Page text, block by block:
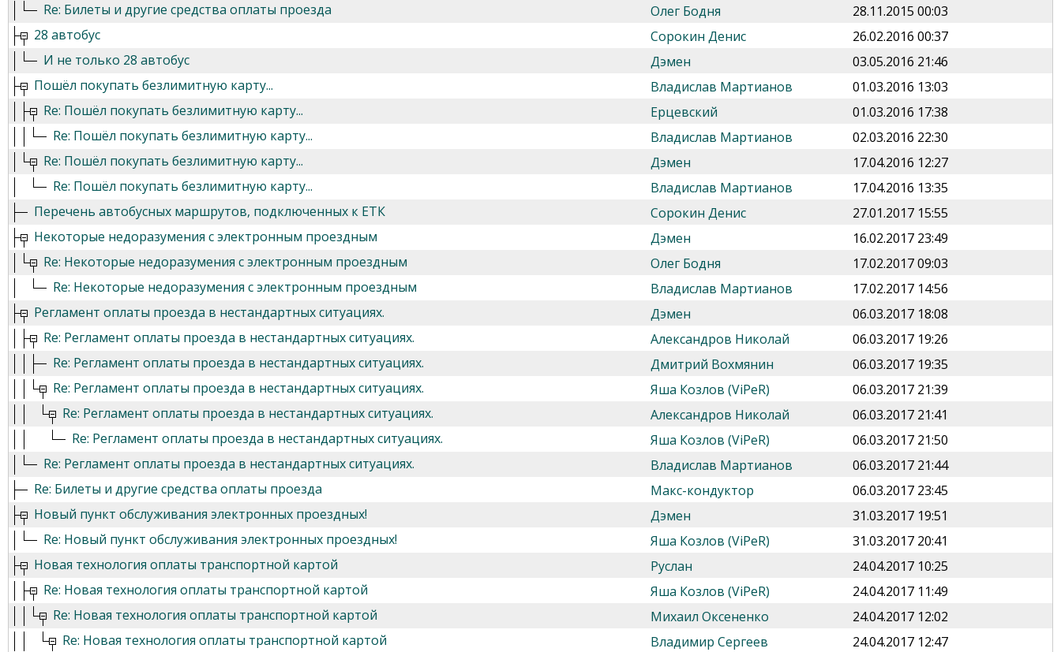
Re: Билеты и другие средства оплаты проезда
Олег Бодня
28.11.2015 00:03
28 автобус
Сорокин Денис
26.02.2016 00:37
И не только 28 автобус
Дэмен
03.05.2016 21:46
Пошёл покупать безлимитную карту...
Владислав Мартианов
01.03.2016 13:03
Re: Пошёл покупать безлимитную карту...
Ерцевский
01.03.2016 17:38
Re: Пошёл покупать безлимитную карту...
Владислав Мартианов
02.03.2016 22:30
Re: Пошёл покупать безлимитную карту...
Дэмен
17.04.2016 12:27
Re: Пошёл покупать безлимитную карту...
Владислав Мартианов
17.04.2016 13:35
Перечень автобусных маршрутов, подключенных к ЕТК
Сорокин Денис
27.01.2017 15:55
Некоторые недоразумения с электронным проездным
Дэмен
16.02.2017 23:49
Re: Некоторые недоразумения с электронным проездным
Олег Бодня
17.02.2017 09:03
Re: Некоторые недоразумения с электронным проездным
Владислав Мартианов
17.02.2017 14:56
Регламент оплаты проезда в нестандартных ситуациях.
Дэмен
06.03.2017 18:08
Re: Регламент оплаты проезда в нестандартных ситуациях.
Александров Николай
06.03.2017 19:26
Re: Регламент оплаты проезда в нестандартных ситуациях.
Дмитрий Вохмянин
06.03.2017 19:35
Re: Регламент оплаты проезда в нестандартных ситуациях.
Яша Козлов (ViPeR)
06.03.2017 21:39
Re: Регламент оплаты проезда в нестандартных ситуациях.
Александров Николай
06.03.2017 21:41
Re: Регламент оплаты проезда в нестандартных ситуациях.
Яша Козлов (ViPeR)
06.03.2017 21:50
Re: Регламент оплаты проезда в нестандартных ситуациях.
Владислав Мартианов
06.03.2017 21:44
Re: Билеты и другие средства оплаты проезда
Макс-кондуктор
06.03.2017 23:45
Новый пункт обслуживания электронных проездных!
Дэмен
31.03.2017 19:51
Re: Новый пункт обслуживания электронных проездных!
Яша Козлов (ViPeR)
31.03.2017 20:41
Новая технология оплаты транспортной картой
Руслан
24.04.2017 10:25
Re: Новая технология оплаты транспортной картой
Яша Козлов (ViPeR)
24.04.2017 11:49
Re: Новая технология оплаты транспортной картой
Михаил Оксененко
24.04.2017 12:02
Re: Новая технология оплаты транспортной картой
Владимир Сергеев 24.04.2017 12:47